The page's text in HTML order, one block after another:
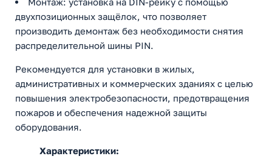
двухпозиционных защёлок, что позволяет
производить демонтаж без необходимости снятия
распределительной шины PIN.
Рекомендуется для установки в жилых,
административных и коммерческих зданиях с целью
повышения электробезопасности, предотвращения
пожаров и обеспечения надежной защиты
оборудования.
Характеристики: